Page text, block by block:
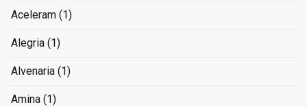
Aceleram (1)
Alegria (1)
Alvenaria (1)
Amina (1)